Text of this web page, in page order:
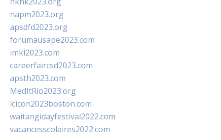
napm2023.org
apsdfd2023.org
forumausape2023.com
imkl2023.com
careerfaircsd2023.com
apsth2023.com
MedItRio2023.org
lcicon2023boston.com
waitangidayfestival2022.com
vacancesscolaires2022.com